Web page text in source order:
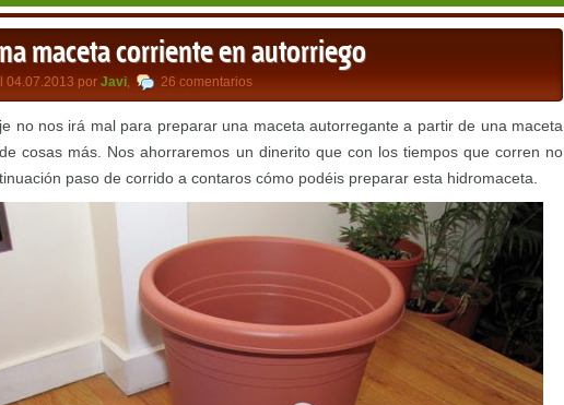
maceta corriente en autorriego
04.07.2013 por Javi, 26 comentarios
no nos irá mal para preparar una maceta autorregante a partir de una maceta
cosas más. Nos ahorraremos un dinerito que con los tiempos que corren no
paso de corrido a contaros cómo podéis preparar esta hidromaceta.